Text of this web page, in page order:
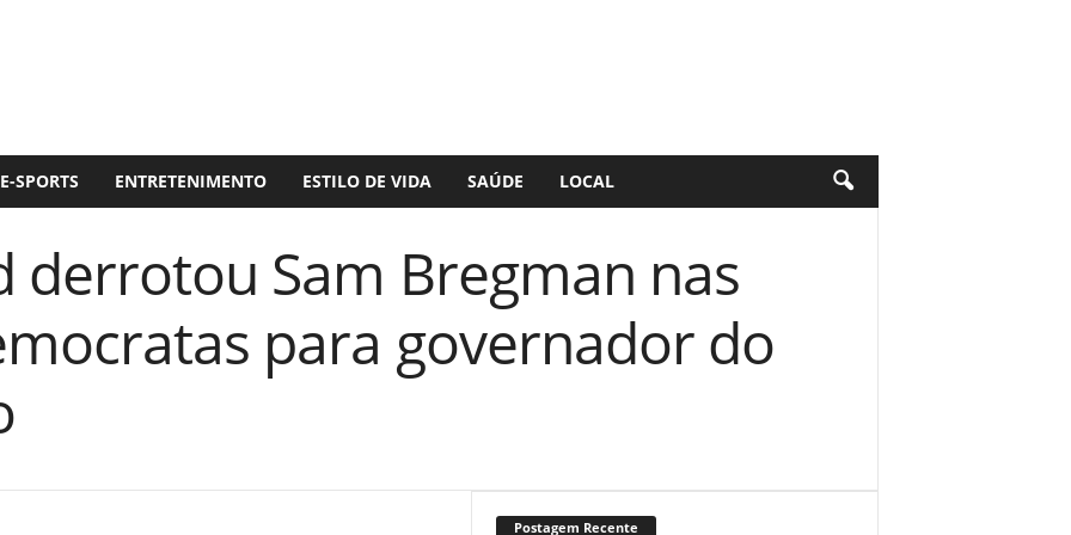
E-SPORTS ENTRETENIMENTO ESTILO DE VIDA SAÚDE LOCAL
derrotou Sam Bregman nas
para governador do
Postagem Recente